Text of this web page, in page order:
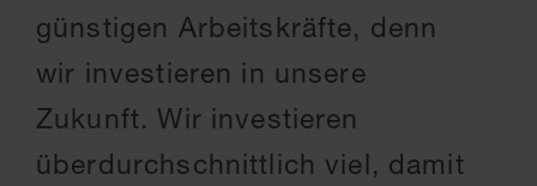
günstigen Arbeitskräfte, denn
wir investieren in unsere
Zukunft. Wir investieren
überdurchschnittlich viel, damit